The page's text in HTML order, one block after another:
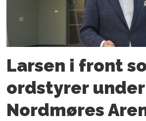
Larsen i front
ordstyrer under
Nordmøres